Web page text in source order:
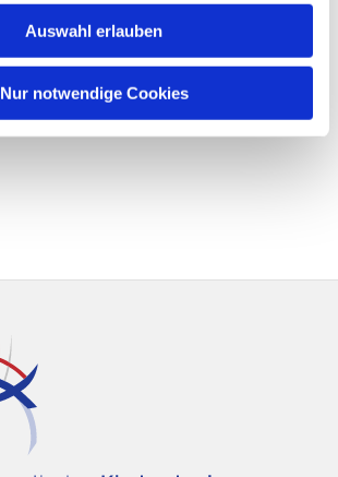
Auswahl erlauben
Nur notwendige Cookies